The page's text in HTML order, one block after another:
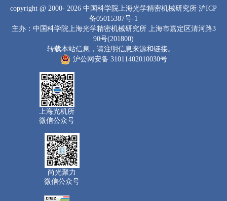
copyright @ 2000- 2026 中国科学院上海光学精密机械研究所 沪ICP
备05015387号-1
主办：中国科学院上海光学精密机械研究所 上海市嘉定区清河路3
90号(201800)
转载本站信息，请注明信息来源和链接。
沪公网安备 31011402010030号
上海光机所
微信公众号
尚光聚力
微信公众号